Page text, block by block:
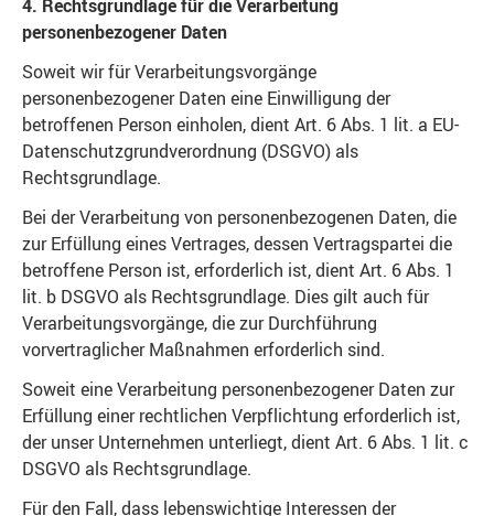
4. Rechtsgrundlage für die Verarbeitung
personenbezogener Daten
Soweit wir für Verarbeitungsvorgänge
personenbezogener Daten eine Einwilligung der
betroffenen Person einholen, dient Art. 6 Abs. 1 lit. a EU-
Datenschutzgrundverordnung (DSGVO) als
Rechtsgrundlage.
Bei der Verarbeitung von personenbezogenen Daten, die
zur Erfüllung eines Vertrages, dessen Vertragspartei die
betroffene Person ist, erforderlich ist, dient Art. 6 Abs. 1
lit. b DSGVO als Rechtsgrundlage. Dies gilt auch für
Verarbeitungsvorgänge, die zur Durchführung
vorvertraglicher Maßnahmen erforderlich sind.
Soweit eine Verarbeitung personenbezogener Daten zur
Erfüllung einer rechtlichen Verpflichtung erforderlich ist,
der unser Unternehmen unterliegt, dient Art. 6 Abs. 1 lit. c
DSGVO als Rechtsgrundlage.
Für den Fall, dass lebenswichtige Interessen der